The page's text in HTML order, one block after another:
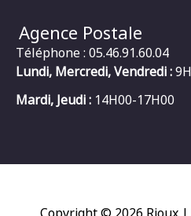
Agence Postale
Téléphone : 05.46.91.60.04
Lundi, Mercredi, Vendredi :
Mardi, Jeudi : 14H00-17H00